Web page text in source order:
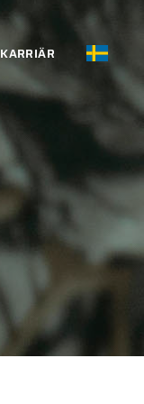
KARRIÄR